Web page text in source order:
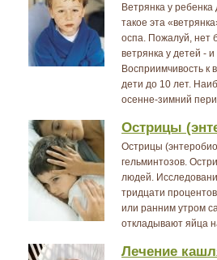
Ветрянка у
такое эта
оспа. Пожалуй, нет
ветрянка у детей -
Восприимчивость к
дети до 10 лет.
осенне-зимний
Острицы
Острицы
гельминтозов.
людей.
тридцати
или ранним утром
откладывают яйца
Лечение